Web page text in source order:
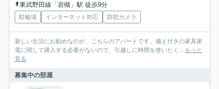
東武野田線「岩槻」駅 徒歩9分
駐輪場 インターネット対応 防犯カメラ
新しい生活にお勧めなのが、こちらのアパートです。備え付きの家具家
電に関して購入する必要がないので、引越しに時間を使いたく... もっと
見る
募集中の部屋